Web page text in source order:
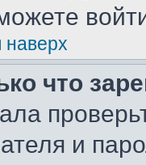
наверх
что
и